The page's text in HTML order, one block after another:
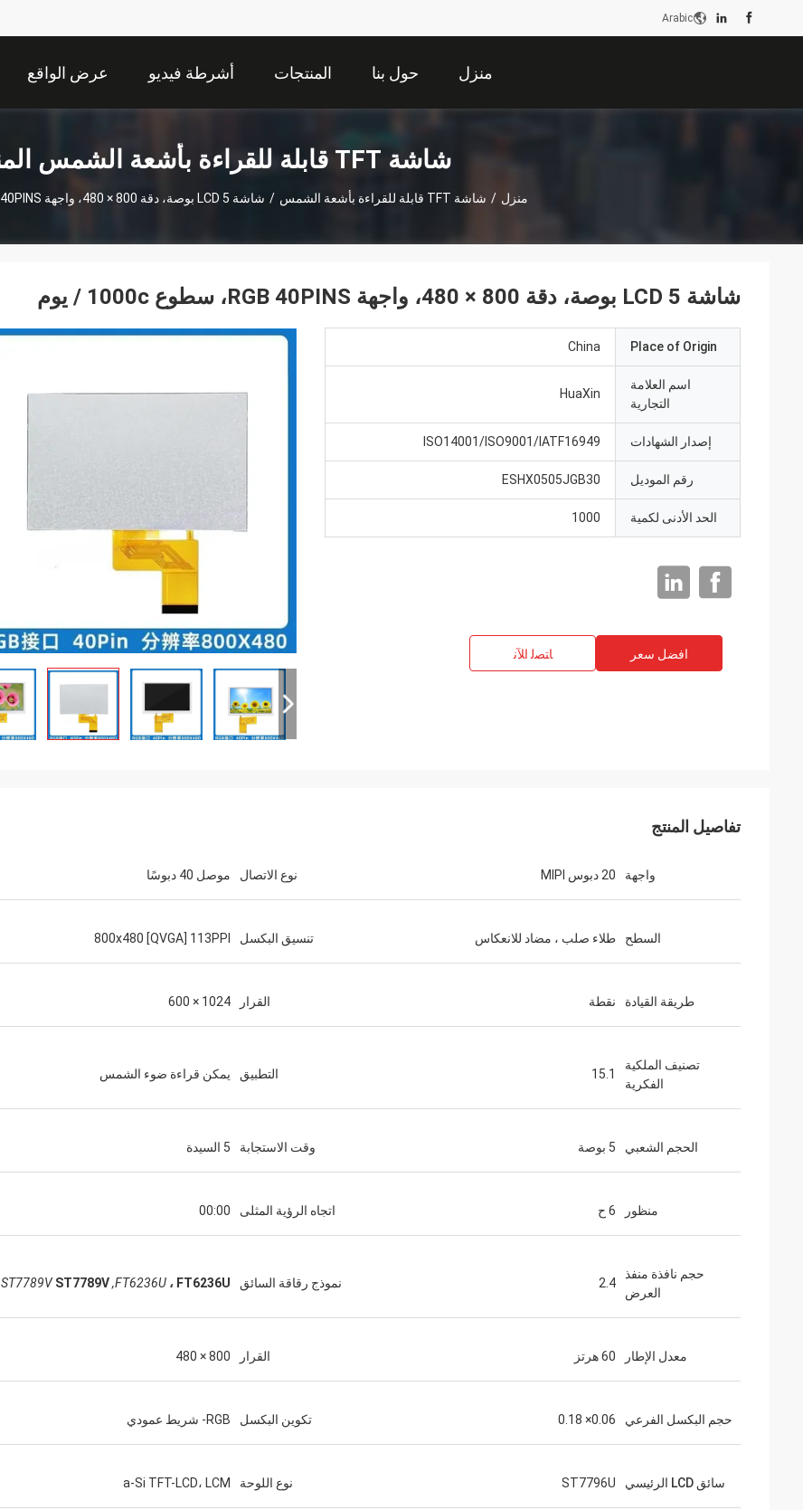
Arabic
منزل حول بنا المنتجات أشرطة فيديو عرض الواقع
شاشة TFT قابلة للقراءة بأشعة الشمس المنتجات
منزل / شاشة TFT قابلة للقراءة بأشعة الشمس / شاشة LCD 5 بوصة، دقة 800 × 480، واجهة RGB 40PINS، سطوع 1000c / يوم
شاشة LCD 5 بوصة، دقة 800 × 480، واجهة RGB 40PINS، سطوع 1000c / يوم
Place of Origin
China
اسم العلامة
التجارية
HuaXin
إصدار الشهادات ISO14001/ISO9001/IATF16949
رقم الموديل ESHX0505JGB30
الحد الأدنى لكمية 1000
افضل سعر ﺎﺘﺼﻟ ﺍﻶﻧ
تفاصيل المنتج
واجهة 20 دبوس MIPI نوع الاتصال موصل 40 دبوسًا
السطح طلاء صلب ، مضاد للانعكاس تنسيق البكسل 800x480 [QVGA] 113PPI
طريقة القيادة نقطة القرار 1024 × 600
تصنيف الملكية
الفكرية
15.1 التطبيق يمكن قراءة ضوء الشمس
الحجم الشعبي 5 بوصة وقت الاستجابة 5 السيدة
منظور 6 ح اتجاه الرؤية المثلى 00:00
حجم نافذة منفذ
العرض
2.4 نموذج رقاقة السائق ST7789V ST7789V,FT6236U ، FT6236U
معدل الإطار 60 هرتز القرار 800 × 480
حجم البكسل الفرعي 0.06× 0.18 تكوين البكسل RGB- شريط عمودي
سائق LCD الرئيسي ST7796U نوع اللوحة a-Si TFT-LCD، LCM